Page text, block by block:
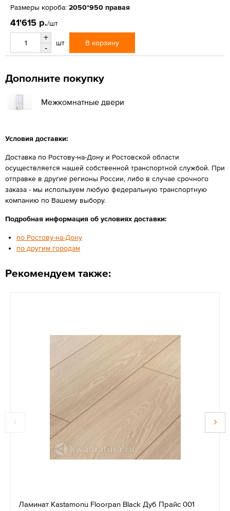
Размеры короба: 2050*950 правая
41'615 р./шт
+
-
шт В корзину
Дополните покупку
Межкомнатные двери
Условия доставки:
Доставка по Ростову-на-Дону и Ростовской области
осуществляется нашей собственной транспортной службой. При
отправке в другие регионы России, либо в случае срочного
заказа - мы используем любую федеральную транспортную
компанию по Вашему выбору.
Подробная информация об условиях доставки:
по Ростову-на-Дону
по другим городам
Рекомендуем также:
Ламинат Kastamonu Floorpan Black Дуб Прайс 001